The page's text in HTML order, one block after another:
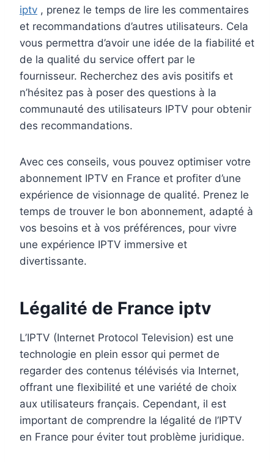
iptv , prenez le temps de lire les commentaires
et recommandations d’autres utilisateurs. Cela
vous permettra d’avoir une idée de la fiabilité et
de la qualité du service offert par le
fournisseur. Recherchez des avis positifs et
n’hésitez pas à poser des questions à la
communauté des utilisateurs IPTV pour obtenir
des recommandations.
Avec ces conseils, vous pouvez optimiser votre
abonnement IPTV en France et profiter d’une
expérience de visionnage de qualité. Prenez le
temps de trouver le bon abonnement, adapté à
vos besoins et à vos préférences, pour vivre
une expérience IPTV immersive et
divertissante.
Légalité de France iptv
L’IPTV (Internet Protocol Television) est une
technologie en plein essor qui permet de
regarder des contenus télévisés via Internet,
offrant une flexibilité et une variété de choix
aux utilisateurs français. Cependant, il est
important de comprendre la légalité de l’IPTV
en France pour éviter tout problème juridique.